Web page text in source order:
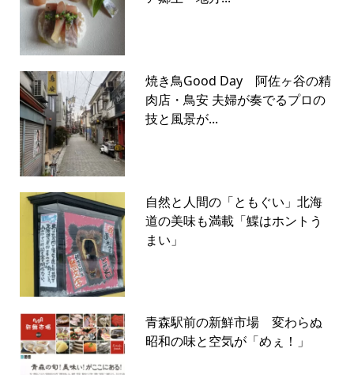
焼き鳥Good Day 阿佐ヶ谷の精
肉店・鳥安 夫婦が奏でるプロの
技と風景が...
自然と人間の「ともぐい」北海
道の美味も満載「鰈はホントう
まい」
青森駅前の新鮮市場 変わらぬ
昭和の味と空気が「めぇ！」